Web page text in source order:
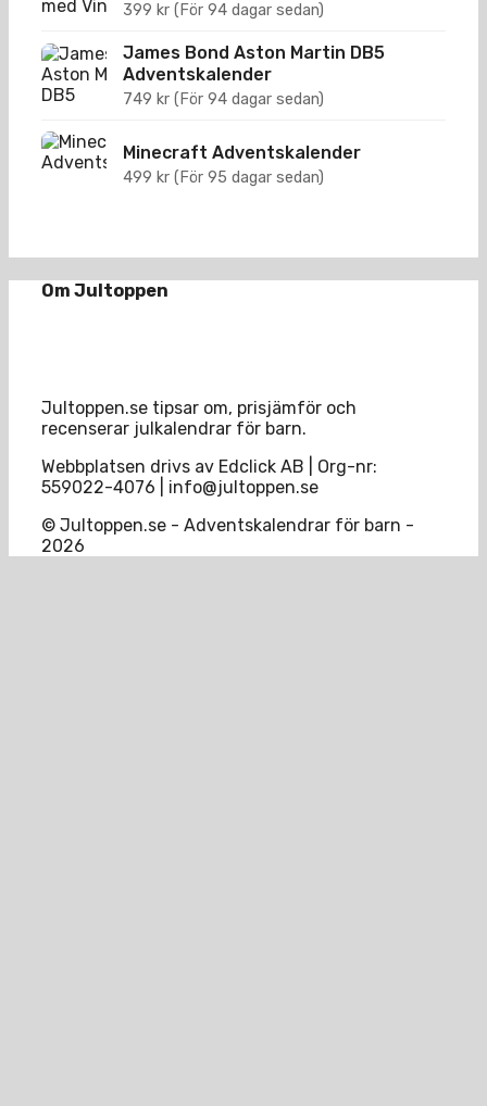
399 kr (För 94 dagar sedan)
James Bond Aston Martin DB5
Adventskalender
749 kr (För 94 dagar sedan)
Minecraft Adventskalender
499 kr (För 95 dagar sedan)
Om Jultoppen
Jultoppen.se tipsar om, prisjämför och
recenserar julkalendrar för barn.
Webbplatsen drivs av Edclick AB | Org-nr:
559022-4076 | info@jultoppen.se
© Jultoppen.se - Adventskalendrar för barn -
2026